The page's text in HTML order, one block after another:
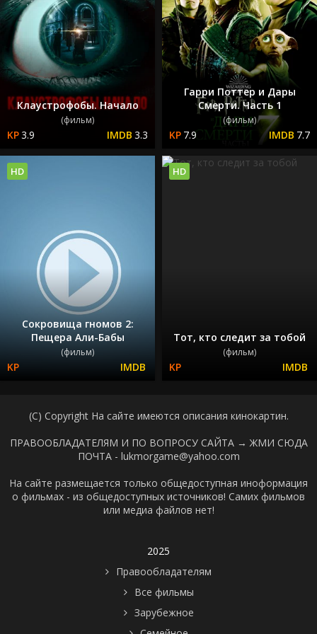
Клаустрофобы. Начало
(фильм)
3.9 3.3
Гарри Поттер и Дары
Смерти. Часть 1
(фильм)
7.9 7.7
Сокровища гномов 2:
Пещера Али-Бабы
(фильм)
HD
Тот, кто следит за тобой
(фильм)
HD
(C) Copyright На сайте имеются описания кинокартин.
ПРАВООБЛАДАТЕЛЯМ И ПО ВОПРОСУ САЙТА → ЖМИ СЮДА
ПОЧТА - lukmorgame@yahoo.com
На сайте размещается только общедоступная иноформация
о фильмах - из общедоступных источников! Самих фильмов
или медиа файлов нет!
2025
Правообладателям
Все фильмы
Зарубежное